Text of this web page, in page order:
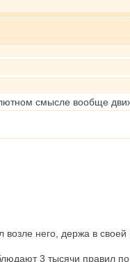
смысле вообще
него, держа в своей
3 тысячи правил